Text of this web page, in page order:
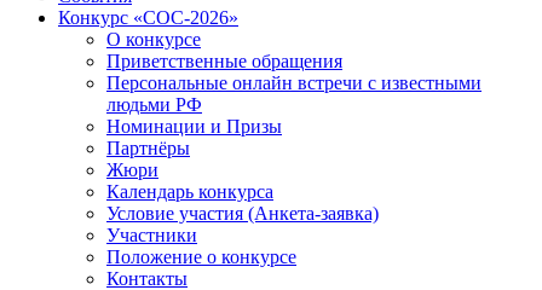
Конкурс «СОС-2026»
О конкурсе
Приветственные обращения
Персональные онлайн встречи с известными
людьми РФ
Номинации и Призы
Партнёры
Жюри
Календарь конкурса
Условие участия (Анкета-заявка)
Участники
Положение о конкурсе
Контакты